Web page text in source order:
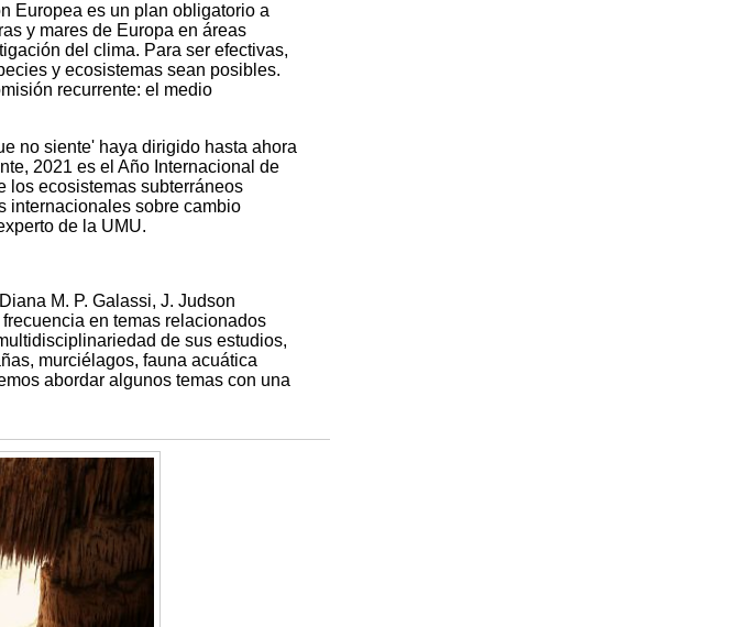
Europea es un plan obligatorio a
y mares de Europa en áreas
del clima. Para ser efectivas,
y ecosistemas sean posibles.
recurrente: el medio
no siente' haya dirigido hasta ahora
2021 es el Año Internacional de
los ecosistemas subterráneos
internacionales sobre cambio
de la UMU.
M. P. Galassi, J. Judson
en temas relacionados
de sus estudios,
murciélagos, fauna acuática
abordar algunos temas con una